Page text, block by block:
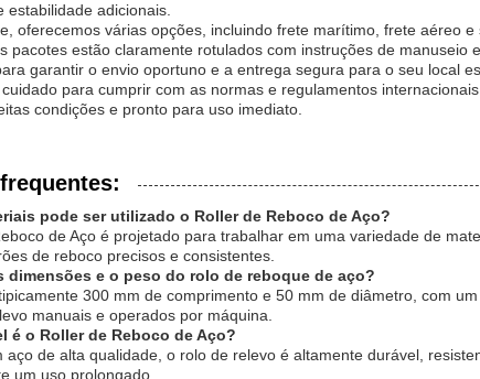
estabilidade adicionais.
oferecemos várias opções, incluindo frete marítimo, frete aéreo
pacotes estão claramente rotulados com instruções de
garantir o envio oportuno e a entrega segura para o seu local
para cumprir com as normas e regulamentos
condições e pronto para uso imediato.
pode ser utilizado o Roller de Reboco de Aço?
de Aço é projetado para trabalhar em uma variedade de
de reboco precisos e consistentes.
dimensões e o peso do rolo de reboque de aço?
300 mm de comprimento e 50 mm de diâmetro, com
manuais e operados por máquina.
é o Roller de Reboco de Aço?
aço de alta qualidade, o rolo de relevo é altamente durável,
um uso prolongado.